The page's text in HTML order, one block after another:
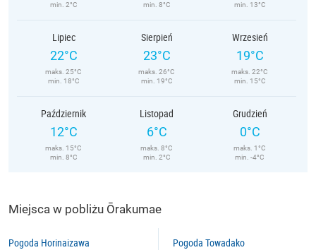
min. 2°C
min. 8°C
min. 13°C
Lipiec
22°C
maks. 25°C
min. 18°C
Sierpień
23°C
maks. 26°C
min. 19°C
Wrzesień
19°C
maks. 22°C
min. 15°C
Październik
12°C
maks. 15°C
min. 8°C
Listopad
6°C
maks. 8°C
min. 2°C
Grudzień
0°C
maks. 1°C
min. -4°C
Miejsca w pobliżu Ōrakumae
Pogoda Horinaizawa Pogoda Towadako